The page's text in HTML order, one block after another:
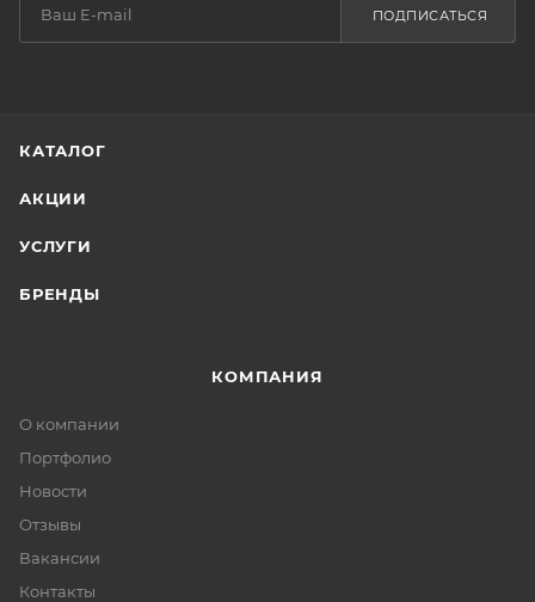
ПОДПИСАТЬСЯ
КАТАЛОГ
АКЦИИ
УСЛУГИ
БРЕНДЫ
КОМПАНИЯ
О компании
Портфолио
Новости
Отзывы
Вакансии
Контакты